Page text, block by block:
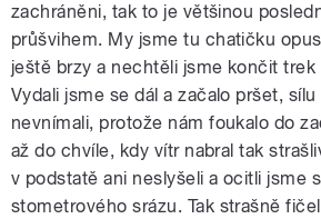
zachráněni, tak to je většinou
průšvihem. My jsme tu chatičku
ještě brzy a nechtěli jsme končit trek
Vydali jsme se dál a začalo pršet,
nevnímali, protože nám foukalo do
až do chvíle, kdy vítr nabral tak
v podstatě ani neslyšeli a ocitli jsme
stometrového srázu. Tak strašně